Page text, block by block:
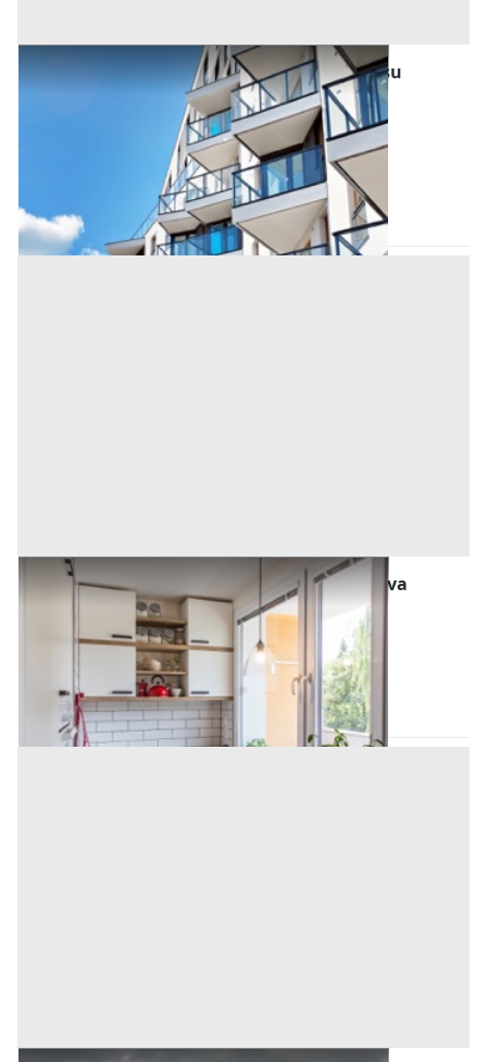
Asta Appartamento in fabbricato in linea su
quattro piani
(Padova)
3.750 € 5.000 €
AP3537912
Asta chiusa
Abitazione di Tipo Popolare all'asta a Padova
(Padova)
13.050 € 17.400 €
Codice asta:AJ795800
Asta chiusa